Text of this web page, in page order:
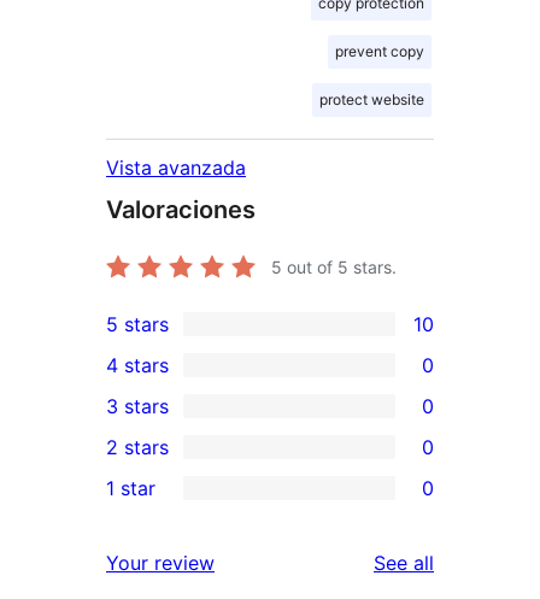
prevent copy
protect website
Vista avanzada
Valoraciones
5 out of 5 stars.
10
5-
star
reviews
5 stars 10
4-
star
reviews
4 stars 0
0
3-
star
3 stars 0
2-
reviews
2 stars 0
star
1 star 0
Your review See all